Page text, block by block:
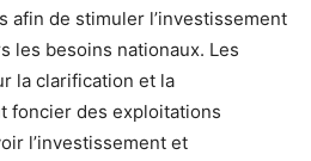
afin de stimuler l’investissement
les besoins nationaux. Les
la clarification et la
foncier des exploitations
l’investissement et